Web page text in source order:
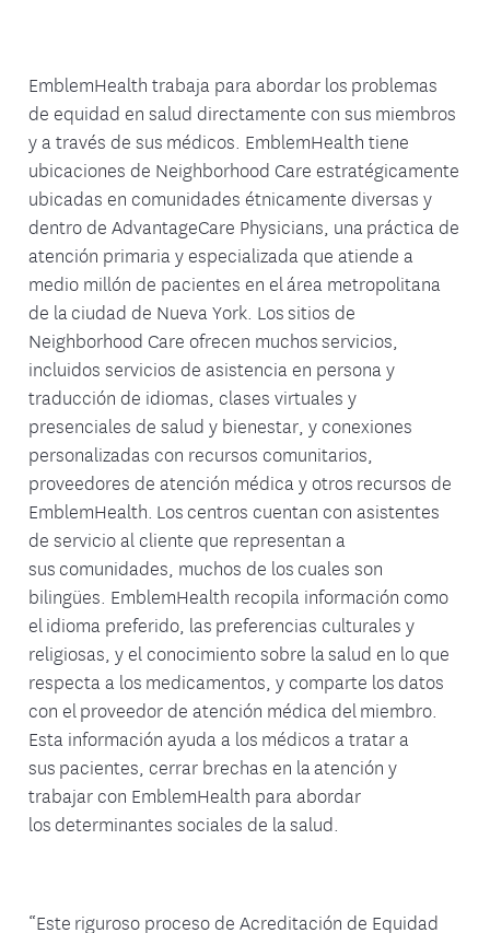
EmblemHealth trabaja para abordar los problemas
de equidad en salud directamente con sus miembros
y a través de sus médicos. EmblemHealth tiene
ubicaciones de Neighborhood Care estratégicamente
ubicadas en comunidades étnicamente diversas y
dentro de AdvantageCare Physicians, una práctica de
atención primaria y especializada que atiende a
medio millón de pacientes en el área metropolitana
de la ciudad de Nueva York. Los sitios de
Neighborhood Care ofrecen muchos servicios,
incluidos servicios de asistencia en persona y
traducción de idiomas, clases virtuales y
presenciales de salud y bienestar, y conexiones
personalizadas con recursos comunitarios,
proveedores de atención médica y otros recursos de
EmblemHealth. Los centros cuentan con asistentes
de servicio al cliente que representan a
sus comunidades, muchos de los cuales son
bilingües. EmblemHealth recopila información como
el idioma preferido, las preferencias culturales y
religiosas, y el conocimiento sobre la salud en lo que
respecta a los medicamentos, y comparte los datos
con el proveedor de atención médica del miembro.
Esta información ayuda a los médicos a tratar a
sus pacientes, cerrar brechas en la atención y
trabajar con EmblemHealth para abordar
los determinantes sociales de la salud.
“Este riguroso proceso de Acreditación de Equidad